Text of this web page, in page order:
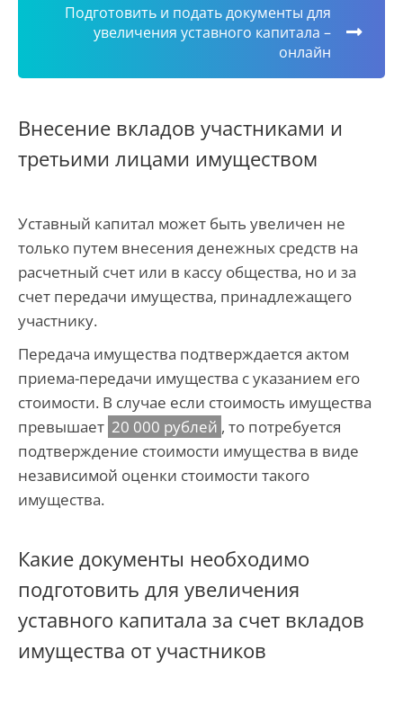
Подготовить и подать документы для
увеличения уставного капитала –
онлайн
Внесение вкладов участниками и
третьими лицами имуществом
Уставный капитал может быть увеличен не
только путем внесения денежных средств на
расчетный счет или в кассу общества, но и за
счет передачи имущества, принадлежащего
участнику.
Передача имущества подтверждается актом
приема-передачи имущества с указанием его
стоимости. В случае если стоимость имущества
превышает 20 000 рублей , то потребуется
подтверждение стоимости имущества в виде
независимой оценки стоимости такого
имущества.
Какие документы необходимо
подготовить для увеличения
уставного капитала за счет вкладов
имущества от участников